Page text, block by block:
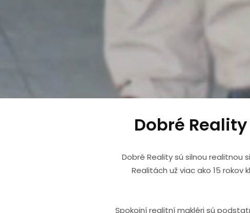
Dobré
Dobré Reality sú silnou realitnou
Realitách už viac ako 15
Spokojní realitní makléri sú